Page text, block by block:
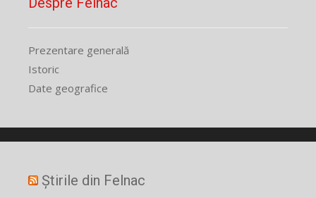
Prezentare generală
Istoric
Date geografice
Știrile din Felnac